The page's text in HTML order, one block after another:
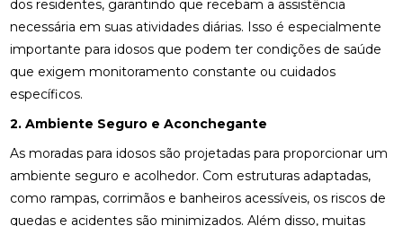
dos residentes, garantindo que recebam a assistência
necessária em suas atividades diárias. Isso é especialmente
importante para idosos que podem ter condições de saúde
que exigem monitoramento constante ou cuidados
específicos.
2. Ambiente Seguro e Aconchegante
As moradas para idosos são projetadas para proporcionar um
ambiente seguro e acolhedor. Com estruturas adaptadas,
como rampas, corrimãos e banheiros acessíveis, os riscos de
quedas e acidentes são minimizados. Além disso, muitas